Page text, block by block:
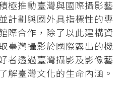
極推動臺灣與國際攝影藝
計劃與國外具指標性的專
際合作，除了以此建構資
臺灣攝影於國際露出的機
者透過臺灣攝影及影像藝
解臺灣文化的生命內涵。